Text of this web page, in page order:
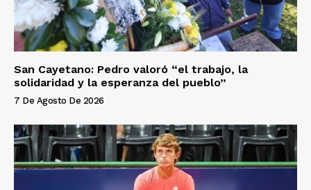
San Cayetano: Pedro valoró “el trabajo, la
solidaridad y la esperanza del pueblo”
7 De Agosto De 2026